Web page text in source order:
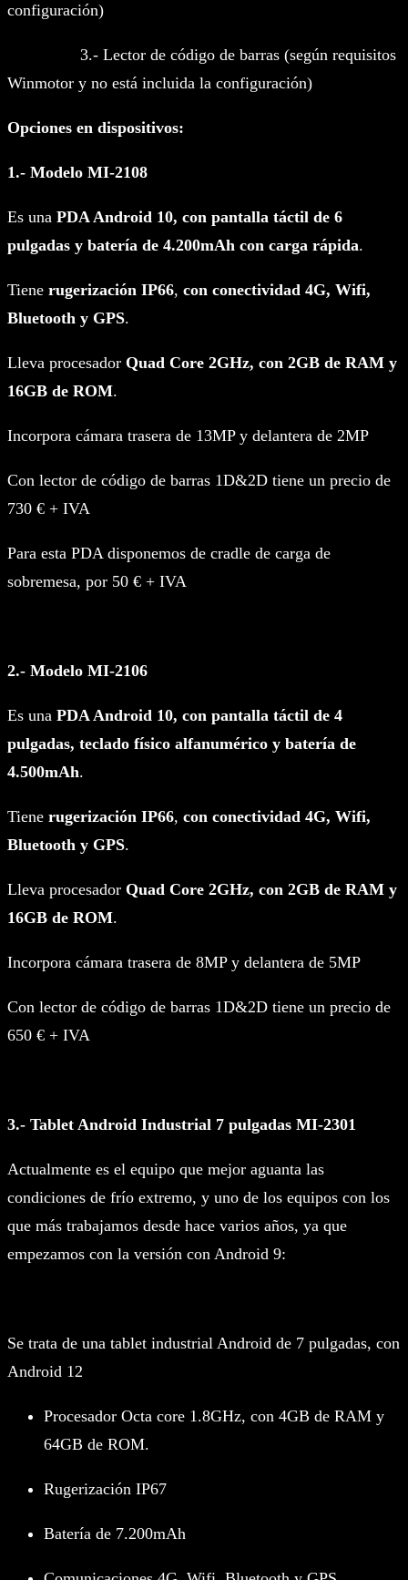
configuración)
3.- Lector de código de barras (según requisitos
Winmotor y no está incluida la configuración)
Opciones en dispositivos:
1.- Modelo MI-2108
Es una PDA Android 10, con pantalla táctil de 6
pulgadas y batería de 4.200mAh con carga rápida.
Tiene rugerización IP66, con conectividad 4G, Wifi,
Bluetooth y GPS.
Lleva procesador Quad Core 2GHz, con 2GB de RAM y
16GB de ROM.
Incorpora cámara trasera de 13MP y delantera de 2MP
Con lector de código de barras 1D&2D tiene un precio de
730 € + IVA
Para esta PDA disponemos de cradle de carga de
sobremesa, por 50 € + IVA
2.- Modelo MI-2106
Es una PDA Android 10, con pantalla táctil de 4
pulgadas, teclado físico alfanumérico y batería de
4.500mAh.
Tiene rugerización IP66, con conectividad 4G, Wifi,
Bluetooth y GPS.
Lleva procesador Quad Core 2GHz, con 2GB de RAM y
16GB de ROM.
Incorpora cámara trasera de 8MP y delantera de 5MP
Con lector de código de barras 1D&2D tiene un precio de
650 € + IVA
3.- Tablet Android Industrial 7 pulgadas MI-2301
Actualmente es el equipo que mejor aguanta las
condiciones de frío extremo, y uno de los equipos con los
que más trabajamos desde hace varios años, ya que
empezamos con la versión con Android 9:
Se trata de una tablet industrial Android de 7 pulgadas, con
Android 12
Procesador Octa core 1.8GHz, con 4GB de RAM y
64GB de ROM.
Rugerización IP67
Batería de 7.200mAh